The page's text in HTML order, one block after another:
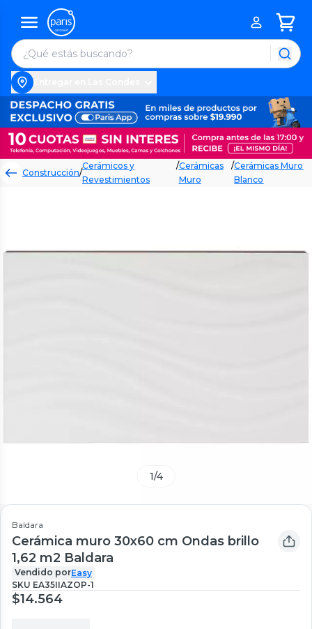
Construcción/
Cerámicos y
Revestimientos
/Cerámicas
Muro
/Cerámicas Muro
Blanco
1/4
Baldara
Cerámica muro 30x60 cm Ondas brillo
1,62 m2 Baldara
Vendido porEasy
SKU EA35IIAZOP-1
$14.564